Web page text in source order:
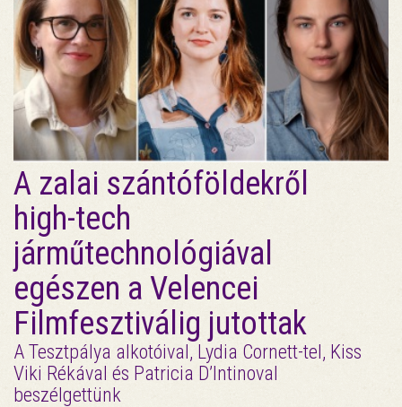
A zalai szántóföldekről
high-tech
járműtechnológiával
egészen a Velencei
Filmfesztiválig jutottak
A Tesztpálya alkotóival, Lydia Cornett-tel, Kiss
Viki Rékával és Patricia D’Intinoval
beszélgettünk